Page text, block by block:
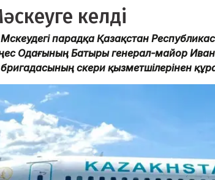
келді
парадқа Қазақстан
Одағының Батыры генерал-майор
әскери қызметшілерінен